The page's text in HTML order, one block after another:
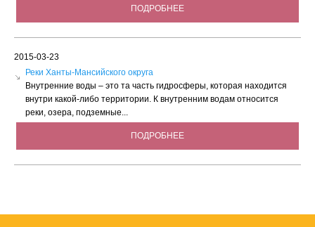
ПОДРОБНЕЕ
2015-03-23
Реки Ханты-Мансийского округа
Внутренние воды – это та часть гидросферы, которая находится
внутри какой-либо территории. К внутренним водам относится
реки, озера, подземные...
ПОДРОБНЕЕ